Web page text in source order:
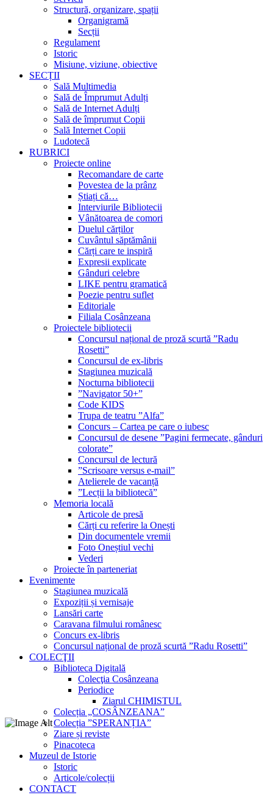
Structură, organizare, spații
Organigramă
Secții
Regulament
Istoric
Misiune, viziune, obiective
SECȚII
Sală Multimedia
Sală de Împrumut Adulți
Sală de Internet Adulți
Sală de împrumut Copii
Sală Internet Copii
Ludotecă
RUBRICI
Proiecte online
Recomandare de carte
Povestea de la prânz
Știați că…
Interviurile Bibliotecii
Vânătoarea de comori
Duelul cărților
Cuvântul săptămânii
Cărți care te inspiră
Expresii explicate
Gânduri celebre
LIKE pentru gramatică
Poezie pentru suflet
Editoriale
Filiala Cosânzeana
Proiectele bibliotecii
Concursul național de proză scurtă ”Radu
Rosetti”
Concursul de ex-libris
Stagiunea muzicală
Nocturna bibliotecii
”Navigator 50+”
Code KIDS
Trupa de teatru ”Alfa”
Concurs – Cartea pe care o iubesc
Concursul de desene ”Pagini fermecate, gânduri
colorate”
Concursul de lectură
”Scrisoare versus e-mail”
Atelierele de vacanță
”Lecții la bibliotecă”
Memoria locală
Articole de presă
Cărți cu referire la Onești
Din documentele vremii
Foto Oneștiul vechi
Vederi
Proiecte în parteneriat
Evenimente
Stagiunea muzicală
Expoziții și vernisaje
Lansări carte
Caravana filmului românesc
Concurs ex-libris
Concursul național de proză scurtă ”Radu Rosetti”
COLECŢII
Biblioteca Digitală
Colecţia Cosânzeana
Periodice
Ziarul CHIMISTUL
Colecția „COSÂNZEANA”
Colecția ”SPERANȚIA”
Ziare și reviste
Pinacoteca
Muzeul de Istorie
Istoric
Articole/colecții
CONTACT